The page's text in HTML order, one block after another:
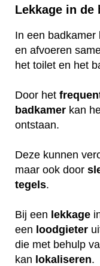
Lekkage in de
In een badkamer
en afvoeren
het toilet en het
Door het
badkamer kan
ontstaan.
Deze kunnen
maar ook door
tegels.
Bij een lekkage
een loodgieter
die met behulp
kan lokaliseren.